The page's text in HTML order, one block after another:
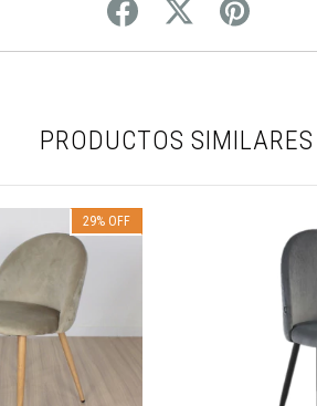
PRODUCTOS SIMILARES
29% OFF